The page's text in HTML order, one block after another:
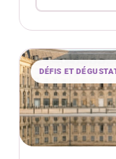
DÉFIS ET